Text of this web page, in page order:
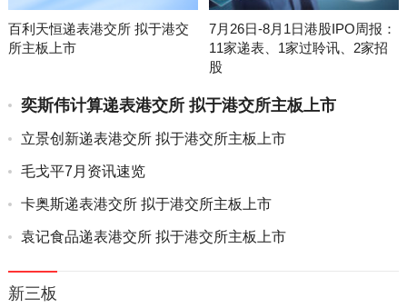
百利天恒递表港交所 拟于港交
所主板上市
7月26日-8月1日港股IPO周报：
11家递表、1家过聆讯、2家招
股
奕斯伟计算递表港交所 拟于港交所主板上市
立景创新递表港交所 拟于港交所主板上市
毛戈平7月资讯速览
卡奥斯递表港交所 拟于港交所主板上市
袁记食品递表港交所 拟于港交所主板上市
新三板